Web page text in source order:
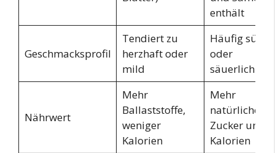
enthält
Geschmacksprofil
Tendiert zu
herzhaft oder
mild
Häufig süß
oder
säuerlich
Nährwert
Mehr
Ballaststoffe,
weniger
Kalorien
Mehr
natürlicher
Zucker und
Kalorien